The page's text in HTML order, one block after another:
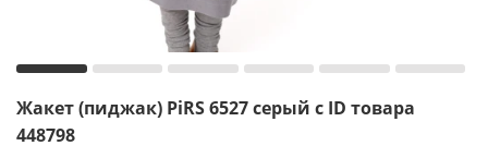
Жакет (пиджак) PiRS 6527 серый с ID товара
448798